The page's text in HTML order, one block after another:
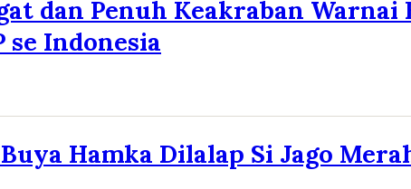
dan Penuh Keakraban Warnai
se Indonesia
Hamka Dilalap Si Jago